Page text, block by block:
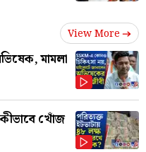
View More
মামলা
কীভাবে খোঁজ